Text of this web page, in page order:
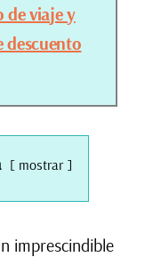
de viaje y
descuento
mostrar
imprescindible